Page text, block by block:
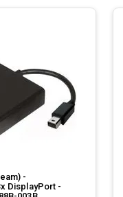
-
DisplayPort -